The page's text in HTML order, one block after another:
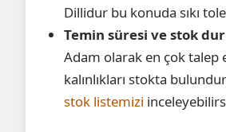
Dillidur bu konuda sıkı
Temin süresi ve stok
Adam olarak en çok talep
kalınlıkları stokta
stok listemizi